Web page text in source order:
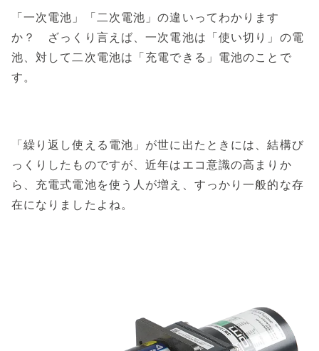
「一次電池」「二次電池」の違いってわかります
か？ ざっくり言えば、一次電池は「使い切り」の電
池、対して二次電池は「充電できる」電池のことで
す。
「繰り返し使える電池」が世に出たときには、結構び
っくりしたものですが、近年はエコ意識の高まりか
ら、充電式電池を使う人が増え、すっかり一般的な存
在になりましたよね。